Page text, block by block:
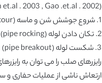
(Teh et.al . 2003 , Gao .et.al . 2002) سه مرحله مشخص در فرآیند ناپایداری جانبی لوله ، شناسایی کرده است :
1. شروع جوشش شن و ماسه (onset of sand scour)
2. تکان دادن لوله (pipe rocking)
3. شکست لوله (pipe breakout)
ارتعاش ناشی از عملیات حفاری